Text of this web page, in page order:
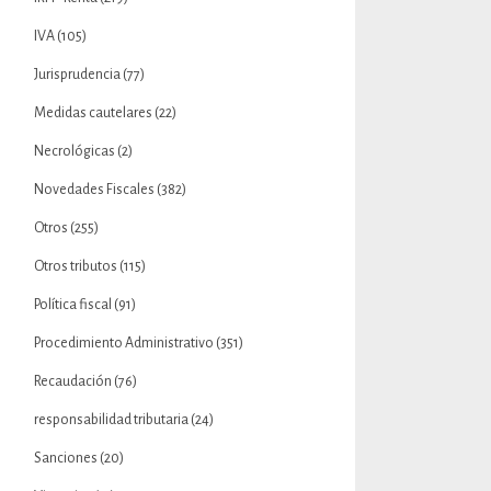
IVA(105)
Jurisprudencia(77)
Medidas cautelares (22)
Necrológicas (2)
Novedades Fiscales (382)
Otros (255)
Otros tributos (115)
Política fiscal (91)
Procedimiento Administrativo (351)
Recaudación (76)
responsabilidad tributaria(24)
Sanciones (20)